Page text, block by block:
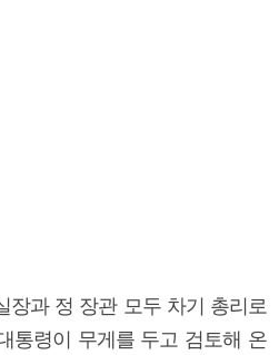
장과 정 장관 모두 차기 총리로
통령이 무게를 두고 검토해 온